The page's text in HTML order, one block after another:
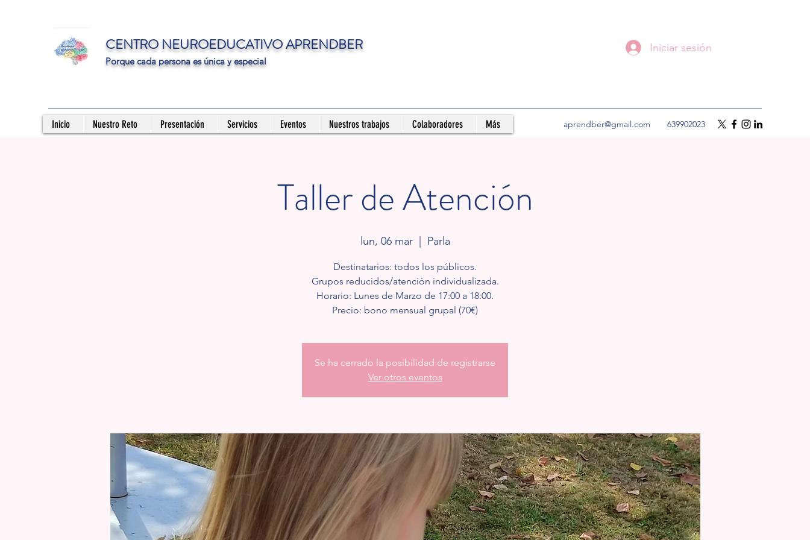
CENTRO NEUROEDUCATIVO APRENDBER
Porque cada persona es única y especial
Iniciar sesión
Inicio Nuestro Reto Presentación Servicios Eventos Nuestros trabajos Colaboradores Más aprendber@gmail.com 639902023
Taller de Atención
lun, 06 mar
  |
Parla
Destinatarios: todos los públicos.
Grupos reducidos/atención individualizada.
Horario: Lunes de Marzo de 17:00 a 18:00.
Precio: bono mensual grupal (70€)
Se ha cerrado la posibilidad de registrarse
Ver otros eventos